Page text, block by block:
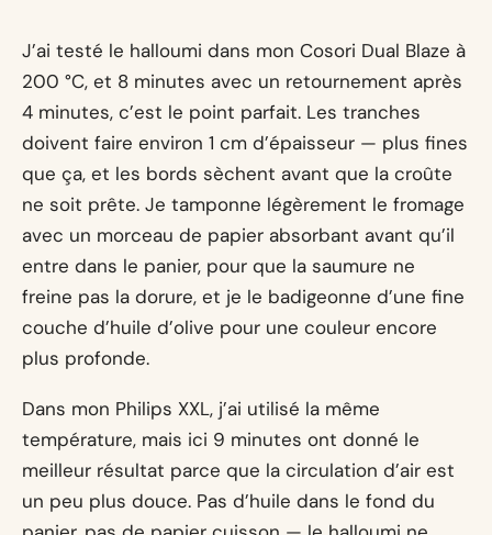
J’ai testé le halloumi dans mon Cosori Dual Blaze à
200 °C, et 8 minutes avec un retournement après
4 minutes, c’est le point parfait. Les tranches
doivent faire environ 1 cm d’épaisseur — plus fines
que ça, et les bords sèchent avant que la croûte
ne soit prête. Je tamponne légèrement le fromage
avec un morceau de papier absorbant avant qu’il
entre dans le panier, pour que la saumure ne
freine pas la dorure, et je le badigeonne d’une fine
couche d’huile d’olive pour une couleur encore
plus profonde.
Dans mon Philips XXL, j’ai utilisé la même
température, mais ici 9 minutes ont donné le
meilleur résultat parce que la circulation d’air est
un peu plus douce. Pas d’huile dans le fond du